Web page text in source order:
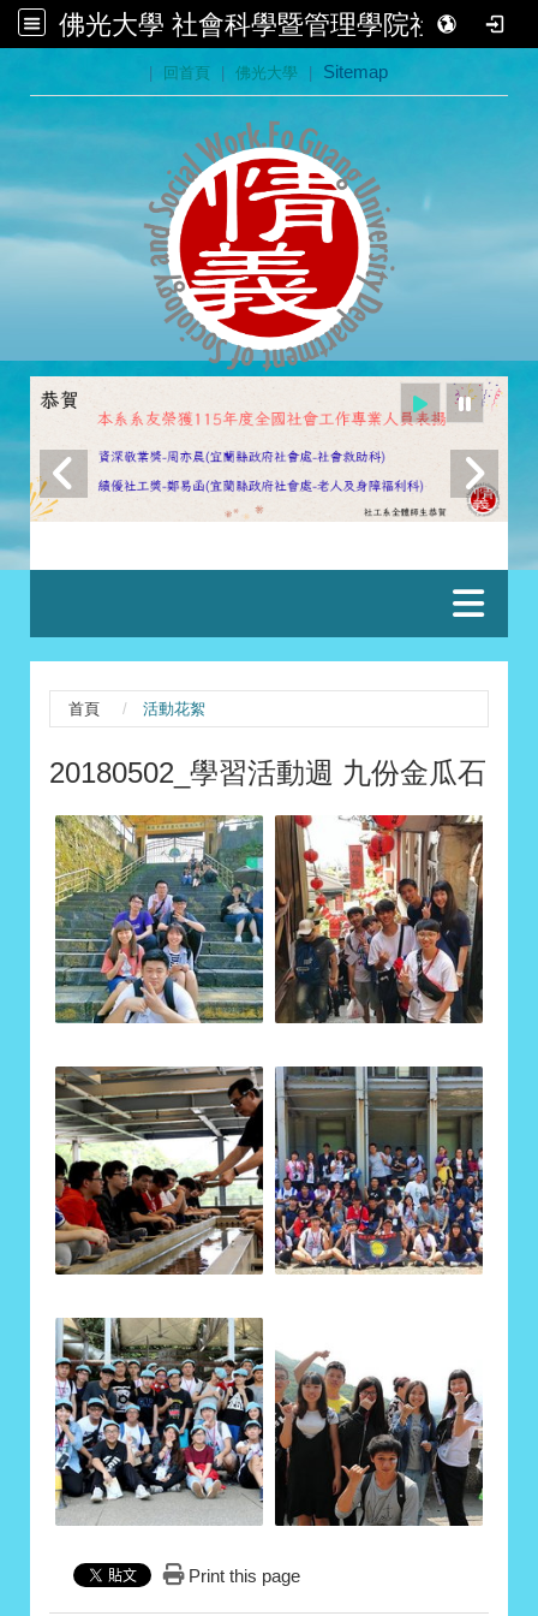
佛光大學 社會科學暨管理學院社會學系
| 回首頁 | 佛光大學 | Sitemap
首頁 活動花絮
20180502_學習活動週 九份金瓜石
Print this page